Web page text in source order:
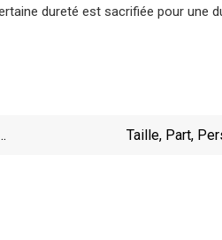
dureté est sacrifiée pour une
Taille, Part,